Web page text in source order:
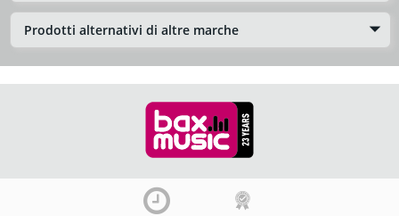
Prodotti alternativi di altre marche